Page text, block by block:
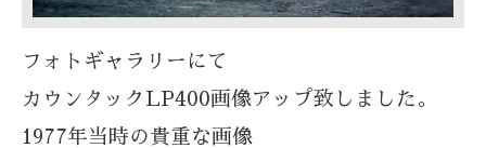
フォトギャラリーにて
カウンタックLP400画像アップ致しました。
1977年当時の貴重な画像